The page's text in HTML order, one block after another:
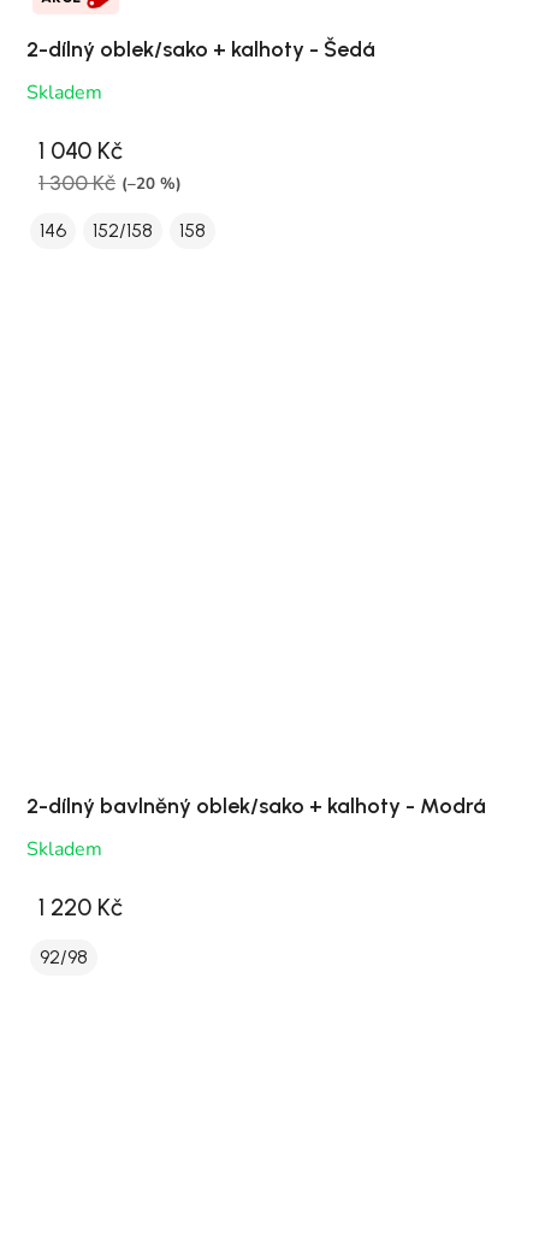
2-dílný oblek/sako + kalhoty - Šedá
Skladem
1 040 Kč
1 300 Kč (–20 %)
146 152/158 158
2-dílný bavlněný oblek/sako + kalhoty - Modrá
Skladem
1 220 Kč
92/98